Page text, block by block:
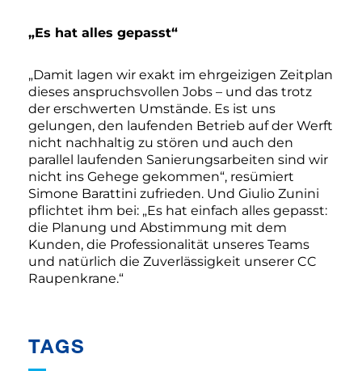
„Es hat alles gepasst“
„Damit lagen wir exakt im ehrgeizigen Zeitplan
dieses anspruchsvollen Jobs – und das trotz
der erschwerten Umstände. Es ist uns
gelungen, den laufenden Betrieb auf der Werft
nicht nachhaltig zu stören und auch den
parallel laufenden Sanierungsarbeiten sind wir
nicht ins Gehege gekommen“, resümiert
Simone Barattini zufrieden. Und Giulio Zunini
pflichtet ihm bei: „Es hat einfach alles gepasst:
die Planung und Abstimmung mit dem
Kunden, die Professionalität unseres Teams
und natürlich die Zuverlässigkeit unserer CC
Raupenkrane.“
TAGS